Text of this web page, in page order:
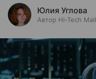
Юлия Углова
Автор Hi-Tech Mail